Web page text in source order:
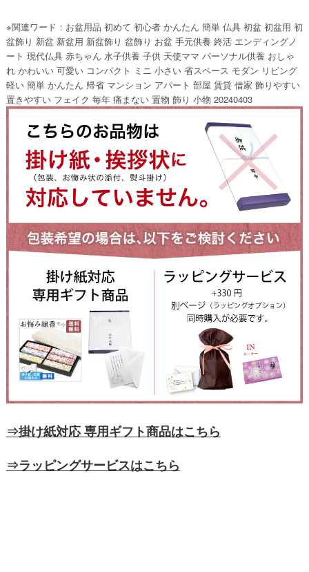
※関連ワード：お盆用品 初めて 初心者 かんたん 簡単 仏具 初盆 初盆用 初
盆飾り 新盆 新盆用 新盆飾り 盆飾り お盆 手元供養 終活 エンディングノ
ート 現代仏具 赤ちゃん 水子供養 子供 天使ママ パーソナル供養 おしゃ
れ かわいい 可愛い コンパクト ミニ 小さい 省スペース モダン リビング
軽い 簡単 かんたん 帰省 マンション アパート 部屋 賃貸 借家 飾りやすい
置きやすい フェイク 毎年 痛まない 置物 飾り 小物 20240403
⇒掛け紙対応 専用ギフト商品はこちら
⇒ラッピングサービスはこちら